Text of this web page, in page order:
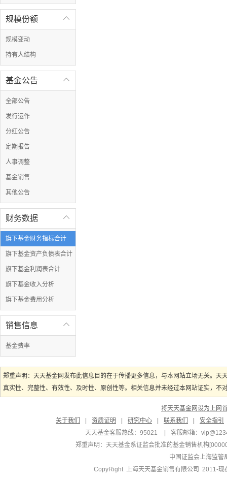

规模份额
规模变动
持有人结构

基金公告
全部公告
发行运作
分红公告
定期报告
人事调整
基金销售
其他公告

财务数据
旗下基金财务指标合计
旗下基金资产负债表合计
旗下基金利润表合计
旗下基金收入分析
旗下基金费用分析

销售信息
基金费率
郑重声明：天天基金网发布此信息目的在于传播更多信息，与本网站立场无关。
真实性、完整性、有效性、及时性、原创性等。相关信息并未经过本网站证实，
将天天基金网设为上网
关于我们
资质证明 研究中心 联系我们
安全指引
天天基金客服热线：95021
客服邮箱：
郑重声明： 天天基金系证监会批准的基金销售机构
中国证监会上海监管
CopyRight 上海天天基金销售有限公司 2011-